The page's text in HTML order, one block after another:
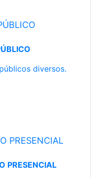
diversos.
PRESENCIAL
PRESENCIAL